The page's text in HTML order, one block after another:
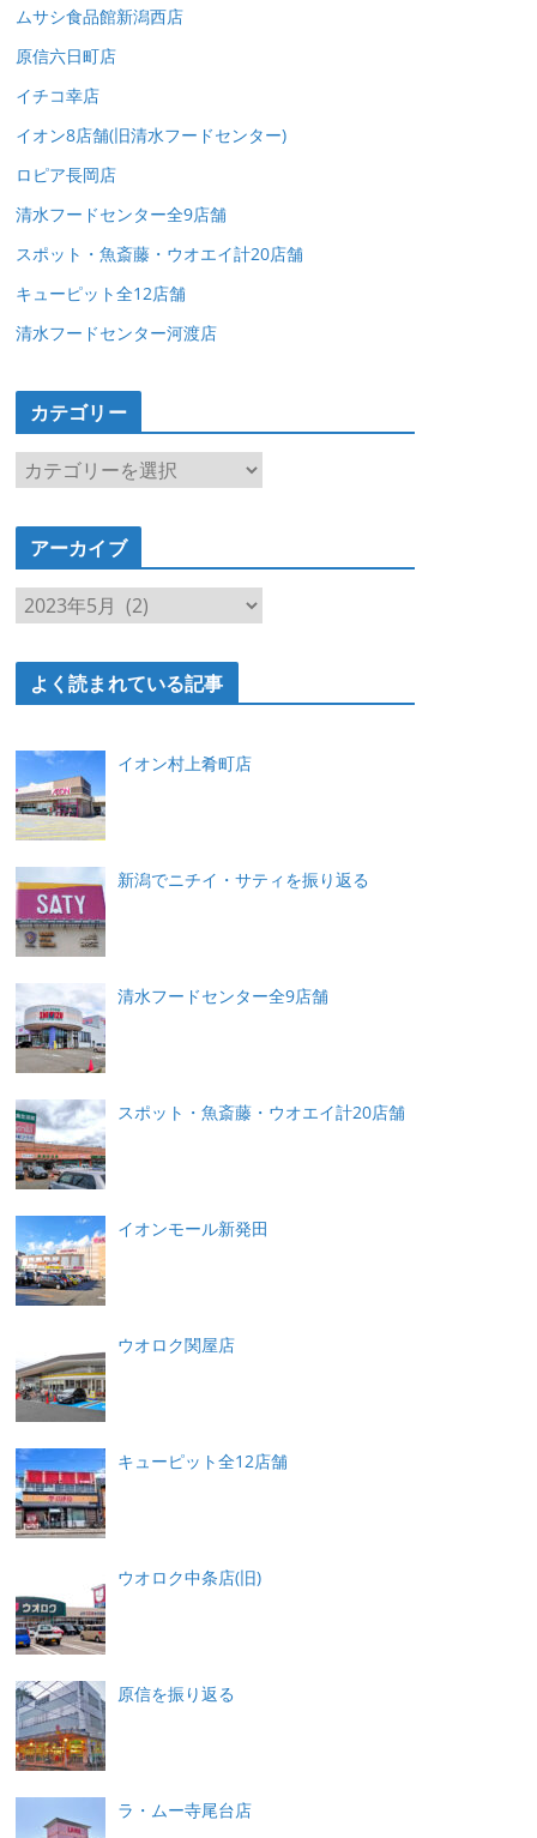
ムサシ食品館新潟西店
原信六日町店
イチコ幸店
イオン8店舗(旧清水フードセンター)
ロピア長岡店
清水フードセンター全9店舗
スポット・魚斎藤・ウオエイ計20店舗
キューピット全12店舗
清水フードセンター河渡店
カテゴリー
カ
ゴ
ー
アーカイブ
ア
カ
よく読まれている記事
イオン村上肴町店
新潟でニチイ・サティを振り返る
清水フードセンター全9店舗
スポット・魚斎藤・ウオエイ計20店舗
イオンモール新発田
ウオロク関屋店
キューピット全12店舗
ウオロク中条店(旧)
原信を振り返る
ラ・ムー寺尾台店